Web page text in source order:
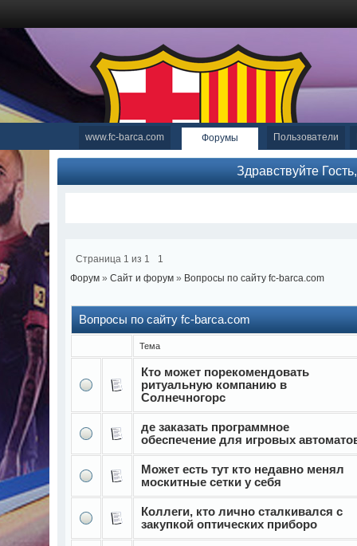
www.fc-barca.com Форумы Пользователи
Здравствуйте
Страница 1 из 1
1
Форум » Сайт и форум » Вопросы по сайту fc-barca.com
Вопросы по сайту fc-barca.com
Тема
Кто может порекомендовать
ритуальную компанию в
Солнечногорс
де заказать программное
обеспечение для игровых
Может есть тут кто недавно менял
москитные сетки у себя
Коллеги, кто лично сталкивался с
закупкой оптических приборо